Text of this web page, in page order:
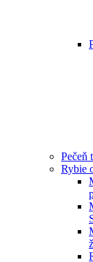
Pečeň
Rybie